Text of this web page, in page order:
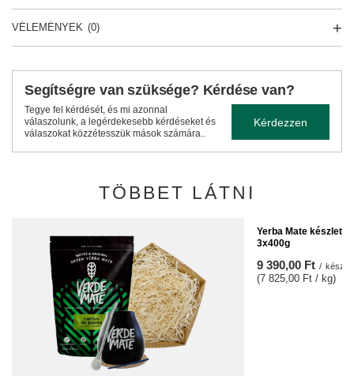
VÉLEMÉNYEK (0)
Segítségre van szüksége? Kérdése van?
Tegye fel kérdését, és mi azonnal
válaszolunk, a legérdekesebb kérdéseket és
válaszokat közzétesszük mások számára..
Kérdezzen
TÖBBET LÁTNI
Yerba Mate készlet
3x400g
9 390,00 Ft / készlet
(7 825,00 Ft / kg)